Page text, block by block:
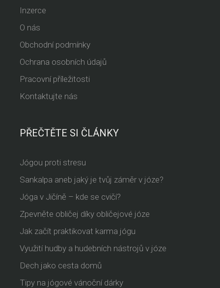
Inzerce
O nás
Obchodní podmínky
Ochrana osobních údajů
Pracovní příležitosti
Kontaktujte nás
PŘEČTĚTE SI ČLÁNKY
Jógou proti stresu
Sankalpa aneb jaký je tvůj záměr v józe?
Jóga v Jičíně – kde se cvičí?
Zpevněte obličej díky obličejové józe
Jak začít praktikovat karma jógu
Využití hudby a hudebních nástrojů v józe
Dech jako cesta domů
Tipy na jógové vánoční dárky